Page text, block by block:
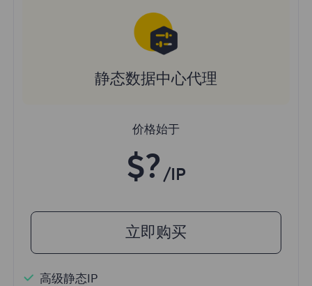
静态数据中心代理
价格始于
$? /IP
立即购买
高级静态IP